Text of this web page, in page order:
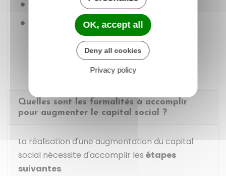
Primes d'émission et primes de fusion
Bénéfices de l'exercice ou bénéfices
reportés à nouveau des exercices
Quelles sont les formalités à accomplir
pour augmenter le capital social ?
La réalisation d'une augmentation du capital
social nécessite d'accomplir les étapes
suivantes.
OK, accept all
Deny all cookies
Privacy policy